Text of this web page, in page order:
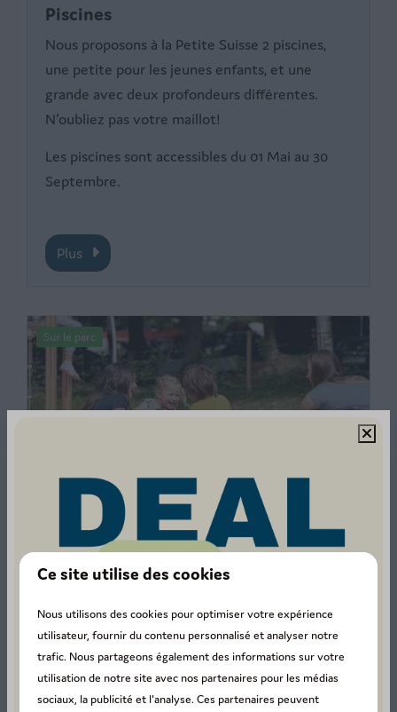
Piscines
Nous proposons à la Petite Suisse 2 piscines,
une petite pour les jeunes enfants, et une
grande avec deux profondeurs différentes.
N'oubliez pas votre maillot!
Les piscines sont accessibles du 01 Mai au 30
Septembre.
Plus
Sur le parc
Plaine de jeux
De belles séances de jeu en perspective pour
les enfants !
Plus
Ce site utilise des cookies
Nous utilisons des cookies pour optimiser votre expérience
utilisateur, fournir du contenu personnalisé et analyser notre
trafic. Nous partageons également des informations sur votre
utilisation de notre site avec nos partenaires pour les médias
sociaux, la publicité et l'analyse. Ces partenaires peuvent